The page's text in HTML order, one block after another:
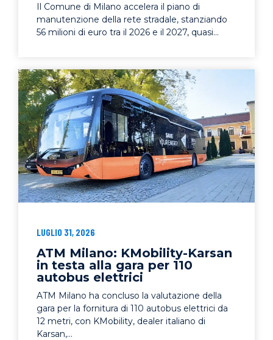
Il Comune di Milano accelera il piano di
manutenzione della rete stradale, stanziando
56 milioni di euro tra il 2026 e il 2027, quasi...
LUGLIO 31, 2026
ATM Milano: KMobility-Karsan
in testa alla gara per 110
autobus elettrici
ATM Milano ha concluso la valutazione della
gara per la fornitura di 110 autobus elettrici da
12 metri, con KMobility, dealer italiano di
Karsan,...